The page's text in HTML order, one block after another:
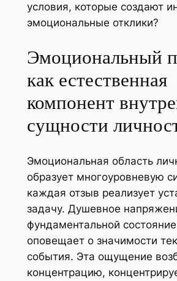
условия, которые создают
эмоциональные отклики?
Эмоциональный
как естественная
компонент
сущности
Эмоциональная область
образует многоуровневую
каждая отзыв реализует
задачу. Душевное
фундаментальной
оповещает о значимости
события. Эта ощущение
концентрацию,